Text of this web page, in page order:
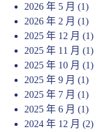
2026 年 5 月 (1)
2026 年 2 月 (1)
2025 年 12 月 (1)
2025 年 11 月 (1)
2025 年 10 月 (1)
2025 年 9 月 (1)
2025 年 7 月 (1)
2025 年 6 月 (1)
2024 年 12 月 (2)